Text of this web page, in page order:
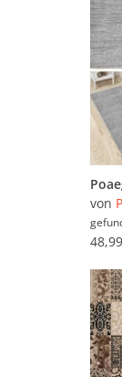
von